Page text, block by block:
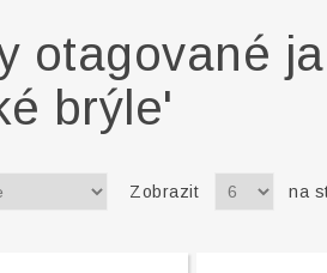
otagované
brýle'
Zobrazit na